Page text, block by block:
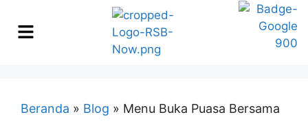
Beranda » Blog » Menu Buka Puasa Bersama